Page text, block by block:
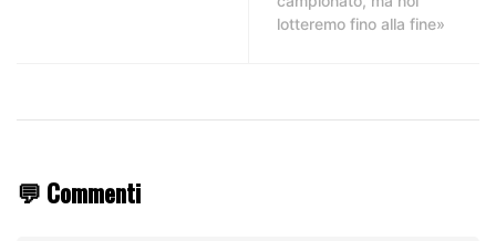
lotteremo fino alla fine»
💬 Commenti